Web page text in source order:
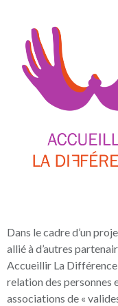
Dans le cadre d’un
allié à d’autres
Accueillir La
relation des personnes
associations de «